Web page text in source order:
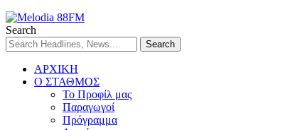
Search
ΑΡΧΙΚΗ
Ο ΣΤΑΘΜΟΣ
Το Προφίλ μας
Παραγωγοί
Πρόγραμμα